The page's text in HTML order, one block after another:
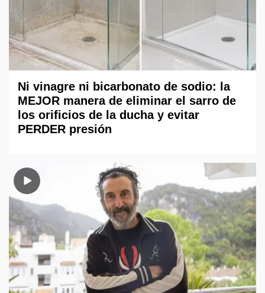
Ni vinagre ni bicarbonato de sodio: la
MEJOR manera de eliminar el sarro de
los orificios de la ducha y evitar
PERDER presión